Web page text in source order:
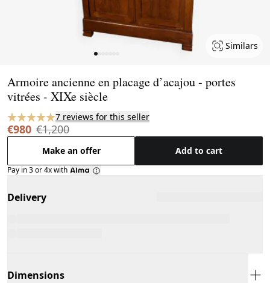
Similars
Armoire ancienne en placage d’acajou - portes
vitrées - XIXe siècle
7 reviews for this seller
€980 €1,200
Make an offer Add to cart
Pay in 3 or 4x with
Delivery
Dimensions